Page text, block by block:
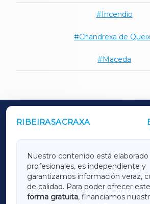
Incendio
Chandrexa de
Maceda
RIBEIRASACRAXA
Nuestro contenido está
profesionales, es independiente y
garantizamos información veraz,
de calidad. Para poder ofrecer
forma gratuita, financiamos
OUTROS PERIÓDICOS
LUGOXA
TERRACHAXA